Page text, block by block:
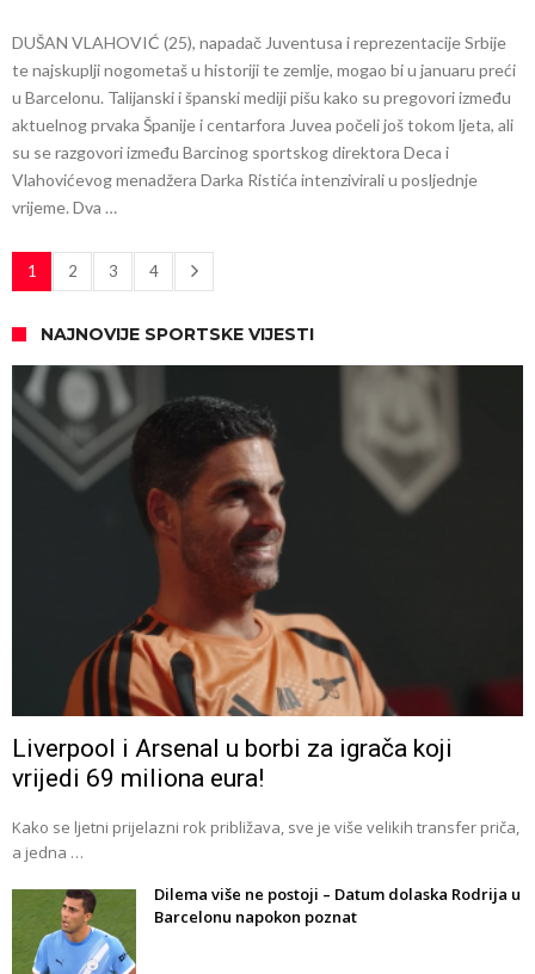
DUŠAN VLAHOVIĆ (25), napadač Juventusa i reprezentacije Srbije
te najskuplji nogometaš u historiji te zemlje, mogao bi u januaru preći
u Barcelonu. Talijanski i španski mediji pišu kako su pregovori između
aktuelnog prvaka Španije i centarfora Juvea počeli još tokom ljeta, ali
su se razgovori između Barcinog sportskog direktora Deca i
Vlahovićevog menadžera Darka Ristića intenzivirali u posljednje
vrijeme. Dva …
1 2 3 4
NAJNOVIJE SPORTSKE VIJESTI
Liverpool i Arsenal u borbi za igrača koji
vrijedi 69 miliona eura!
Kako se ljetni prijelazni rok približava, sve je više velikih transfer priča,
a jedna …
Dilema više ne postoji – Datum dolaska Rodrija u
Barcelonu napokon poznat